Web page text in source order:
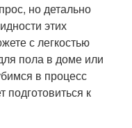
но детально
этих
с легкостью
пола в доме или
в процесс
подготовиться к